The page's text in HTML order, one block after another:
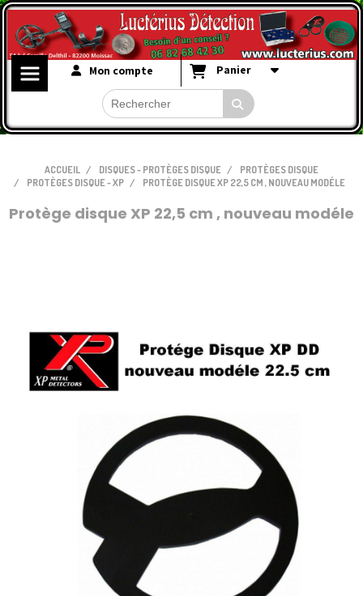
Mon compte Panier
ACCUEIL DISQUES - PROTÈGES DISQUE
PROTÈGES DISQUE
PROTÈGES DISQUE - XP
PROTÈGE DISQUE XP 22,5 CM , NOUVEAU MODÉLE
Protège disque XP 22,5 cm , nouveau modéle